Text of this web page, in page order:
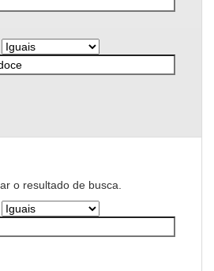
o resultado de busca.